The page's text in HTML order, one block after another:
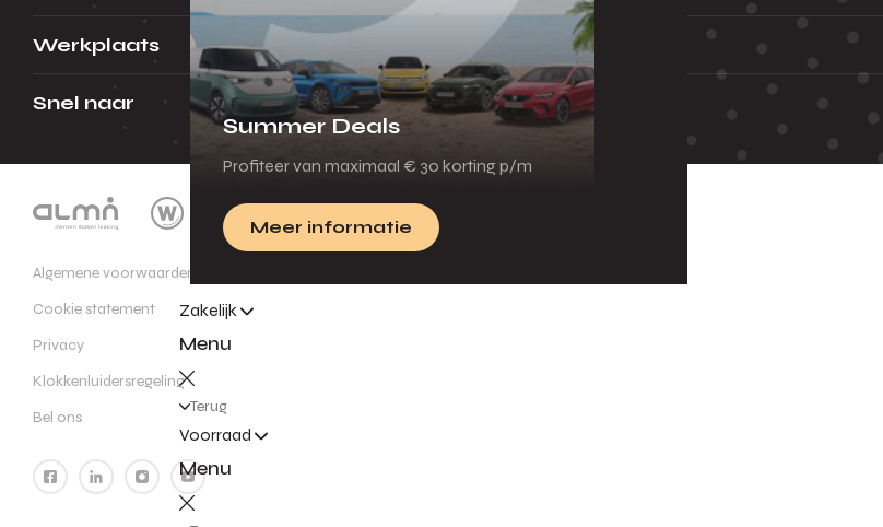
Summer Deals
Profiteer van maximaal € 30 korting p/m
Meer informatie
Zakelijk
Menu
Terug
Voorraad
Menu
Werkplaats
Snel naar
Algemene voorwaarden
Cookie statement
Privacy
Klokkenluidersregeling
Bel ons